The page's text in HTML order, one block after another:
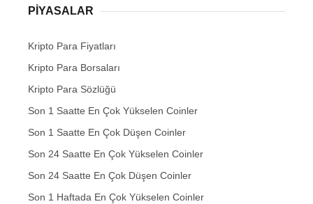
PIYASALAR
Kripto Para Fiyatları
Kripto Para Borsaları
Kripto Para Sözlüğü
Son 1 Saatte En Çok Yükselen Coinler
Son 1 Saatte En Çok Düşen Coinler
Son 24 Saatte En Çok Yükselen Coinler
Son 24 Saatte En Çok Düşen Coinler
Son 1 Haftada En Çok Yükselen Coinler